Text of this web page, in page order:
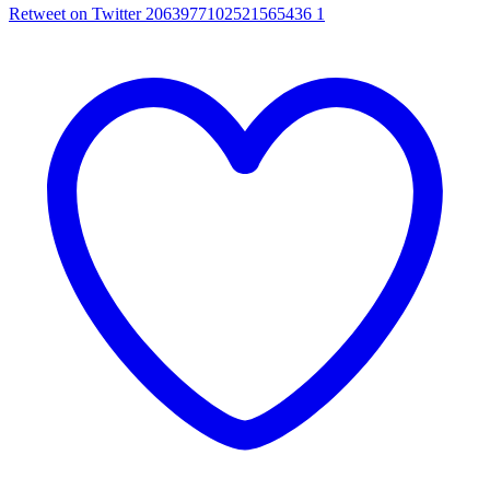
Retweet on Twitter 2063977102521565436 1